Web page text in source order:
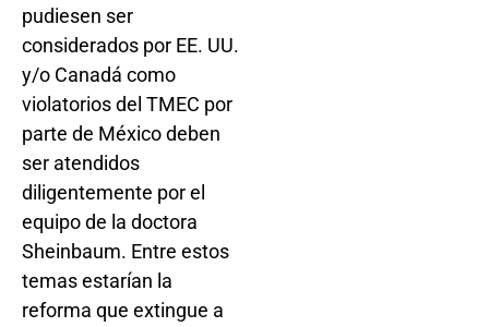
pudiesen ser
considerados por EE. UU.
y/o Canadá como
violatorios del TMEC por
parte de México deben
ser atendidos
diligentemente por el
equipo de la doctora
Sheinbaum. Entre estos
temas estarían la
reforma que extingue a